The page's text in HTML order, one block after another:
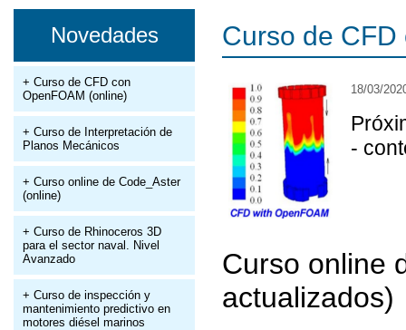
Novedades
+ Curso de CFD con
OpenFOAM (online)
+ Curso de Interpretación de
Planos Mecánicos
+ Curso online de Code_Aster
(online)
+ Curso de Rhinoceros 3D
para el sector naval. Nivel
Avanzado
+ Curso de inspección y
mantenimiento predictivo en
motores diésel marinos
Curso de
18/03/
-
Curso online
actualizados)